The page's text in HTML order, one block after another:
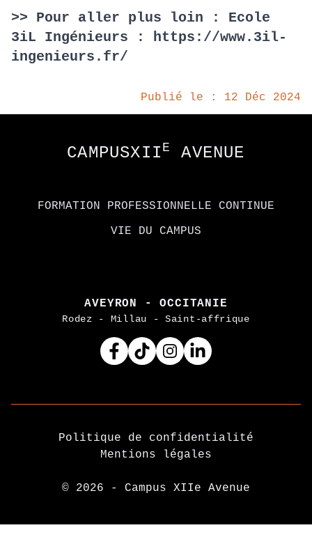
>> Pour aller plus loin : Ecole
3iL Ingénieurs : https://www.3il-
ingenieurs.fr/
Publié le : 12 Déc 2024
CAMPUSXII E AVENUE
FORMATION PROFESSIONNELLE CONTINUE
VIE DU CAMPUS
AVEYRON - OCCITANIE
Rodez - Millau - Saint-affrique
Facebook
TiktokInstagram
Linkedin
Politique de confidentialité
Mentions légales
© 2026 - Campus XIIe Avenue